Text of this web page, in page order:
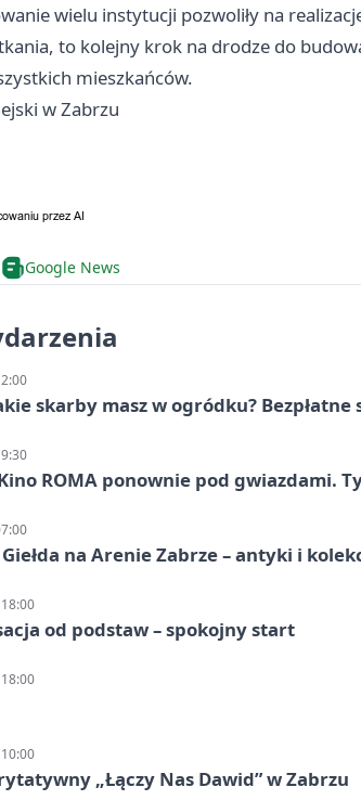
wielu instytucji pozwoliły na
to kolejny krok na drodze do
mieszkańców.
w Zabrzu
Google News
skarby masz w ogródku? Bezpłatne
ROMA ponownie pod gwiazdami.
na Arenie Zabrze – antyki i
od podstaw – spokojny start
„Łączy Nas Dawid” w Zabrzu